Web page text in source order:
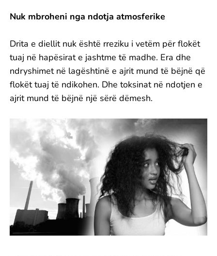
Nuk mbroheni nga ndotja atmosferike
Drita e diellit nuk është rreziku i vetëm për flokët
tuaj në hapësirat e jashtme të madhe. Era dhe
ndryshimet në lagështinë e ajrit mund të bëjnë që
flokët tuaj të ndikohen. Dhe toksinat në ndotjen e
ajrit mund të bëjnë një sërë dëmesh.